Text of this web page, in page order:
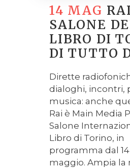
14 MAG
SALONE
LIBRO DI
DI TUTTO
Dirette
dialoghi, incontri,
musica: anche
Rai è Main Media
Salone
Libro di Torino, in
programma dal 14
maggio. Ampia la